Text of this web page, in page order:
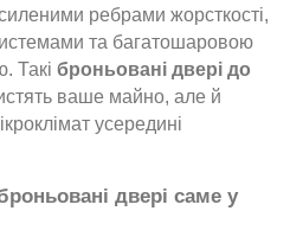
ребрами жорсткості,
та багатошаровою
Такі броньовані двері до
ваше майно, але й
усередині
двері саме у